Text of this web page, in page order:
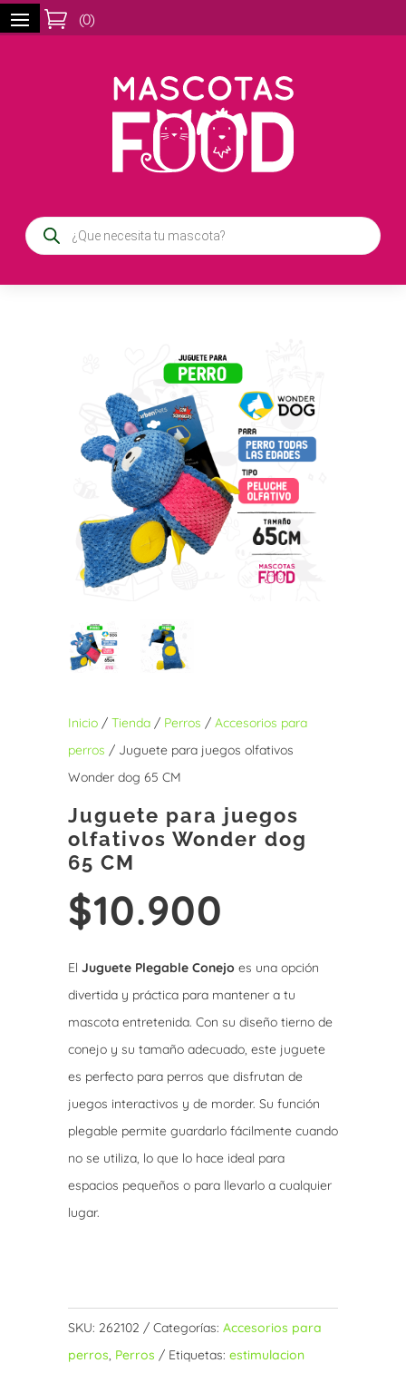
 (0)
Búsqueda
de
productos
Inicio/ Tienda/ Perros / Accesorios para
perros / Juguete para juegos olfativos
Wonder dog 65 CM
Juguete para juegos
olfativos Wonder dog
65 CM
$10.900
El Juguete Plegable Conejoes una opción
divertida y práctica para mantener a tu
mascota entretenida. Con su diseño tierno de
conejo y su tamaño adecuado, este juguete
es perfecto para perros que disfrutan de
juegos interactivos y de morder. Su función
plegable permite guardarlo fácilmente cuando
no se utiliza, lo que lo hace ideal para
espacios pequeños o para llevarlo a cualquier
lugar.
SKU: 262102 Categorías: Accesorios para
perros, Perros Etiquetas: estimulacion